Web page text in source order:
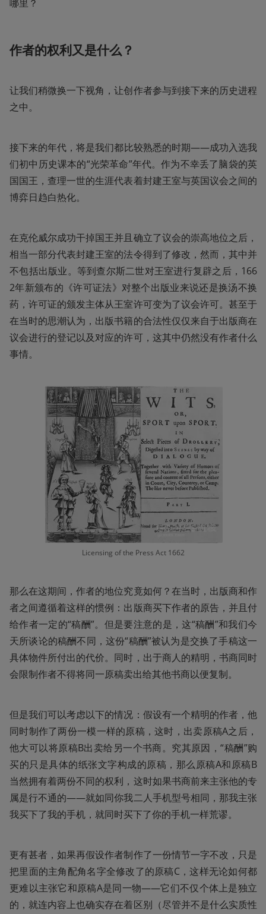
哪里？
作者的权利又是什么？
让我们稍微换一下视角，让创作者参与到接下来的历史进程
之中。
接下来的年代，将是我们都比较熟悉的时期——成功入选我
们初中历史课本的“光荣革命”年代。作为不幸丢了脑袋的英
国国王，查理一世的生涯代表着封建王室与英国议会之间的
博弈日趋白热化。
在克伦威尔成功干掉国王并且确立了议会的崇高地位之后，
相当一部分代表封建王室的法令得到了修改，然而，其中并
不包括出版业。等到查尔斯二世对王室进行复辟之后，166
2年新颁布的《许可证法》对整个出版业来说还是换汤不换
药，许可证的颁发主体从王室许可变为了议会许可。甚至于
在当时的思潮认为，出版书籍的合法性仅仅来自于出版商在
议会进行的登记以及对应的许可，这其中仍然没有作者什么
事情。
Licensing of the Press Act 1662
那么在这期间，作者的地位究竟如何？在当时，出版商和作
者之间遵循着这样的惯例：出版商买下作者的原告，并且付
给作者一定的“稿酬”。但是要注意的是，这“稿酬”和我们今
天所谈论的稿酬不同，这份“稿酬”被认为是交换了手稿这一
具体物件所付出的代价。同时，出于商人的精明，书商同时
会限制作者不得将同一原稿卖出给其他书商以便复制。
但是我们可以考虑以下的情况：假设有一个精明的作者，他
同时制作了两份一模一样的原稿，这时，出卖原稿A之后，
他大可以将原稿B出卖给另一个书商。究其原因，“稿酬”购
买的只是具体的纸张文字构成的原稿，那么原稿A和原稿B
当然拥有着两份不同的权利，这时如果书商前来主张他的专
属是行不通的——就如同你我二人手机型号相同，那我主张
我买下了我的手机，就同时买下了你的手机一样荒谬。
更有甚者，如果再假设作者制作了一份情节一字不改，只是
把里面的主角配角名字全修改了的原稿C，这样无论如何都
更难以主张它和原稿A是同一物——它们不仅个体上是独立
的，就连内容上也确实存在着区别（尽管并不是什么实质性